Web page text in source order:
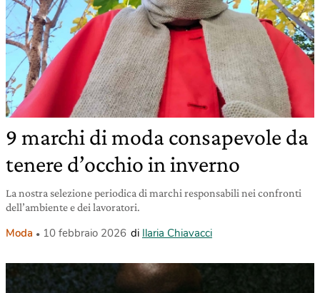
9 marchi di moda consapevole da
tenere d’occhio in inverno
La nostra selezione periodica di marchi responsabili nei confronti
dell’ambiente e dei lavoratori.
Moda 10 febbraio 2026 di Ilaria Chiavacci